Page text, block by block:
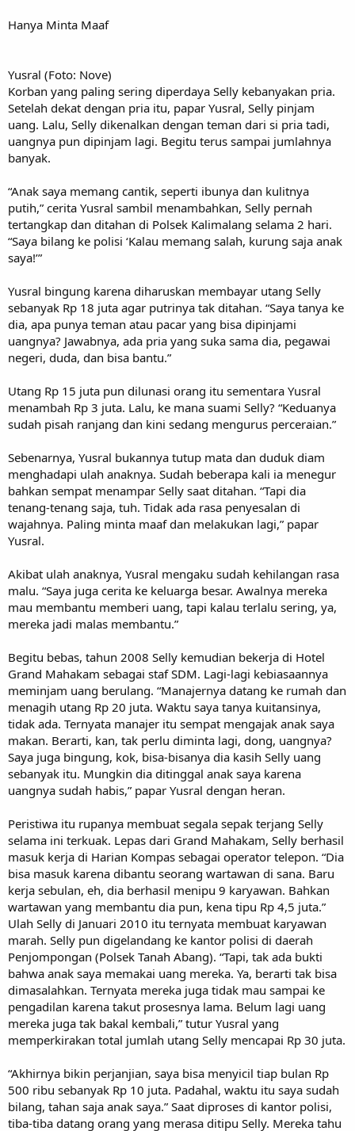
Hanya Minta Maaf
Yusral (Foto: Nove)
Korban yang paling sering diperdaya Selly kebanyakan pria.
Setelah dekat dengan pria itu, papar Yusral, Selly pinjam
uang. Lalu, Selly dikenalkan dengan teman dari si pria tadi,
uangnya pun dipinjam lagi. Begitu terus sampai jumlahnya
banyak.
“Anak saya memang cantik, seperti ibunya dan kulitnya
putih,” cerita Yusral sambil menambahkan, Selly pernah
tertangkap dan ditahan di Polsek Kalimalang selama 2 hari.
“Saya bilang ke polisi ‘Kalau memang salah, kurung saja anak
saya!’”
Yusral bingung karena diharuskan membayar utang Selly
sebanyak Rp 18 juta agar putrinya tak ditahan. “Saya tanya ke
dia, apa punya teman atau pacar yang bisa dipinjami
uangnya? Jawabnya, ada pria yang suka sama dia, pegawai
negeri, duda, dan bisa bantu.”
Utang Rp 15 juta pun dilunasi orang itu sementara Yusral
menambah Rp 3 juta. Lalu, ke mana suami Selly? “Keduanya
sudah pisah ranjang dan kini sedang mengurus perceraian.”
Sebenarnya, Yusral bukannya tutup mata dan duduk diam
menghadapi ulah anaknya. Sudah beberapa kali ia menegur
bahkan sempat menampar Selly saat ditahan. “Tapi dia
tenang-tenang saja, tuh. Tidak ada rasa penyesalan di
wajahnya. Paling minta maaf dan melakukan lagi,” papar
Yusral.
Akibat ulah anaknya, Yusral mengaku sudah kehilangan rasa
malu. “Saya juga cerita ke keluarga besar. Awalnya mereka
mau membantu memberi uang, tapi kalau terlalu sering, ya,
mereka jadi malas membantu.”
Begitu bebas, tahun 2008 Selly kemudian bekerja di Hotel
Grand Mahakam sebagai staf SDM. Lagi-lagi kebiasaannya
meminjam uang berulang. “Manajernya datang ke rumah dan
menagih utang Rp 20 juta. Waktu saya tanya kuitansinya,
tidak ada. Ternyata manajer itu sempat mengajak anak saya
makan. Berarti, kan, tak perlu diminta lagi, dong, uangnya?
Saya juga bingung, kok, bisa-bisanya dia kasih Selly uang
sebanyak itu. Mungkin dia ditinggal anak saya karena
uangnya sudah habis,” papar Yusral dengan heran.
Peristiwa itu rupanya membuat segala sepak terjang Selly
selama ini terkuak. Lepas dari Grand Mahakam, Selly berhasil
masuk kerja di Harian Kompas sebagai operator telepon. “Dia
bisa masuk karena dibantu seorang wartawan di sana. Baru
kerja sebulan, eh, dia berhasil menipu 9 karyawan. Bahkan
wartawan yang membantu dia pun, kena tipu Rp 4,5 juta.”
Ulah Selly di Januari 2010 itu ternyata membuat karyawan
marah. Selly pun digelandang ke kantor polisi di daerah
Penjompongan (Polsek Tanah Abang). “Tapi, tak ada bukti
bahwa anak saya memakai uang mereka. Ya, berarti tak bisa
dimasalahkan. Ternyata mereka juga tidak mau sampai ke
pengadilan karena takut prosesnya lama. Belum lagi uang
mereka juga tak bakal kembali,” tutur Yusral yang
memperkirakan total jumlah utang Selly mencapai Rp 30 juta.
“Akhirnya bikin perjanjian, saya bisa menyicil tiap bulan Rp
500 ribu sebanyak Rp 10 juta. Padahal, waktu itu saya sudah
bilang, tahan saja anak saya.” Saat diproses di kantor polisi,
tiba-tiba datang orang yang merasa ditipu Selly. Mereka tahu